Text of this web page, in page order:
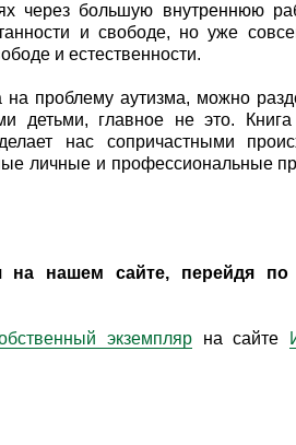
через большую внутреннюю
и свободе, но уже
и естественности.
проблему аутизма, можно
детьми, главное не это. Книга
делает нас сопричастными
личные и профессиональные
на нашем сайте, перейдя
экземплярна сайте